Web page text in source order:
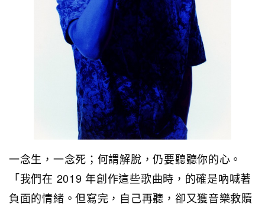
一念生，一念死；何謂解脫，仍要聽聽你的心。
「我們在 2019 年創作這些歌曲時，的確是吶喊著
負面的情緒。但寫完，自己再聽，卻又獲音樂救贖